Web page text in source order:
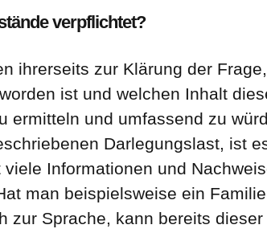
verpflichtet?
ihrerseits zur Klärung der
ist und welchen Inhalt
ermitteln und umfassend zu
Darlegungslast, ist
Informationen und
man beispielsweise ein
zur Sprache, kann bereits